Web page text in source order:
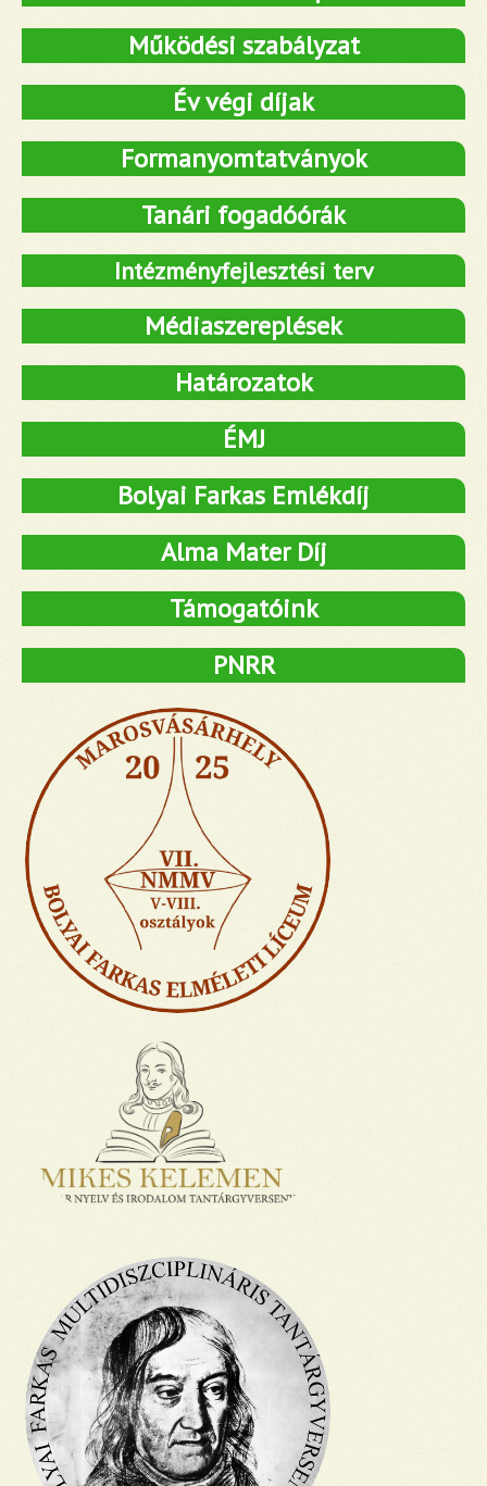
Működési szabályzat
Év végi díjak
Formanyomtatványok
Tanári fogadóórák
Intézményfejlesztési terv
Médiaszereplések
Határozatok
ÉMJ
Bolyai Farkas Emlékdíj
Alma Mater Díj
Támogatóink
PNRR